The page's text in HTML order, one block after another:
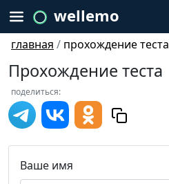
wellemo
главная / прохождение теста
Прохождение теста
поделиться:
Ваше имя